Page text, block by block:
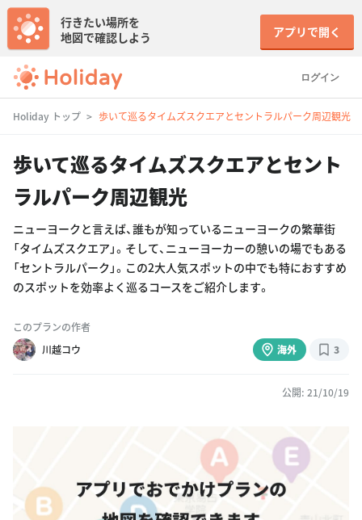
ログイン
行きたい場所を
地図で確認しよう
アプリで開く
Holiday トップ 歩いて巡るタイムズスクエアとセントラルパーク周辺観光
歩いて巡るタイムズスクエアとセント
ラルパーク周辺観光
ニューヨークと言えば、誰もが知っているニューヨークの繁華街
「タイムズスクエア」。そして、ニューヨーカーの憩いの場でもある
「セントラルパーク」。この2大人気スポットの中でも特におすすめ
のスポットを効率よく巡るコースをご紹介します。
このプランの作者
川越コウ
海外 3
公開: 21/10/19